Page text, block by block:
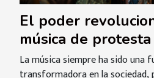
El poder
música de protesta
La música siempre ha sido una
transformadora en la sociedad,